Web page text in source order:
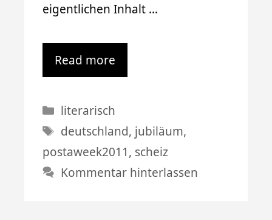
eigentlichen Inhalt …
Read more
Kategorien
literarisch
Schlagwörter
deutschland, jubiläum,
postaweek2011, scheiz
Kommentar hinterlassen